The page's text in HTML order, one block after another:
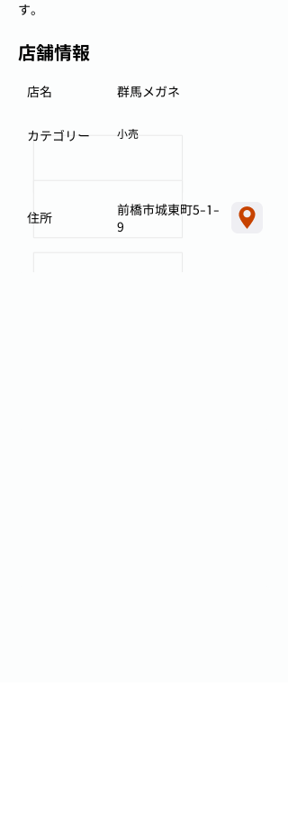
す。
店舗情報
群馬メガネ
店名
小売
カテゴリー
前橋市城東町5-1-
9
住所